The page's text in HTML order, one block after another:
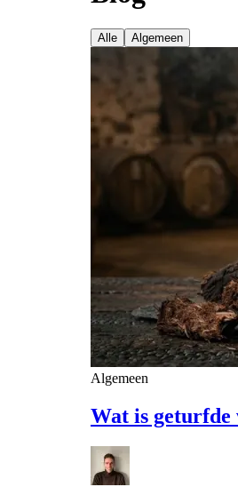
Alle Algemeen
Algemeen
Wat is